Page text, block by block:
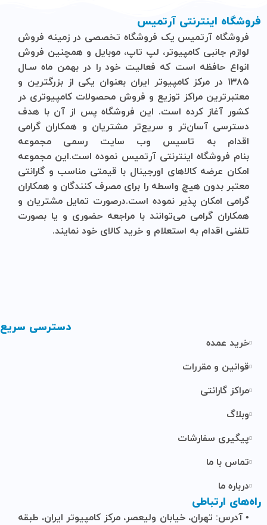
فروشگاه اینترنتی آرتمیس
فروشگاه آرتمیس یک فروشگاه تخصصی در زمینه فروش
لوازم جانبی کامپیوتر، لپ تاپ، موبایل و ‌همچنین فروش
انواع حافظه است که فعالیت خود را در بهمن ماه سـال
۱۳۸۵ در مرکز کامپیوتر ایران بعنوان یکی از بزرگترین و
معتبرترین مراکز توزیع و فروش محصولات کامپیوتری در
کشور آغاز کرده است. این فروشگاه پس از آن با هدف
دسترسی آسان‌تر و سریع‌تر مشتریان و همکاران گرامی
اقدام به تاسیس وب سایت رسمی مجموعه
بنام فروشگاه اینترنتی آرتمیس نموده است.این مجموعه
امکان عرضه کالاهای اورجینال با قیمتی مناسب و گارانتی
معتبر بدون هیچ واسطه را برای مصرف کنندگان و همکاران
گرامی امکان پذیر نموده است.درصورت تمایل مشتریان و
همکاران گرامی می‌توانند با مراجعه حضوری و یا بصورت
تلفنی اقدام به استعلام و خرید کالای خود نمایند.
دسترسی سریع
خرید عمده
قوانین و مقررات
مراکز گارانتی
وبلاگ
پیگیری سفارشات
تماس با ما
درباره ما
راه‌های ارتباطی
• آدرس: تهران، خیابان ولیعصر، مرکز کامپیوتر ایران، طبقه